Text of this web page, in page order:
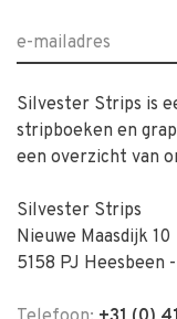
Silvester Strips is
stripboeken en
een overzicht van
Silvester Strips
Nieuwe Maasdijk 10
5158 PJ Heesbeen